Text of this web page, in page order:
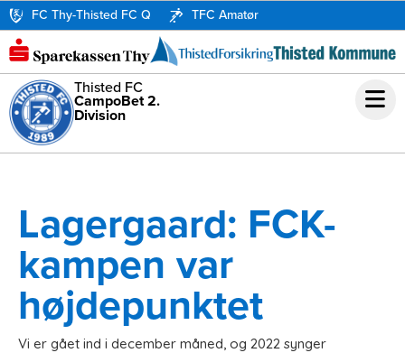
FC Thy-Thisted FC Q TFC Amatør
Thisted FC
CampoBet 2.
Division
Lagergaard: FCK-
kampen var
højdepunktet
Vi er gået ind i december måned, og 2022 synger